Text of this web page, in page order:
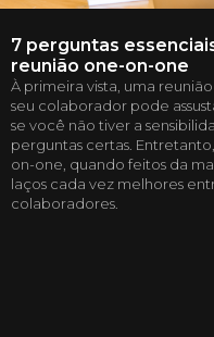
7 perguntas
reunião one-on-one
À primeira vista, uma
seu colaborador pode
se você não tiver a
perguntas certas.
on-one, quando feitos da
laços cada vez melhores
colaboradores.